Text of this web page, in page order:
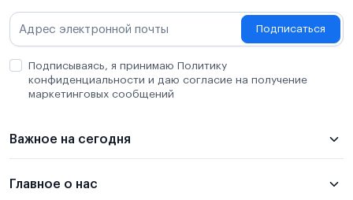
Подписаться
Подписываясь, я принимаю Политику
конфиденциальности и даю согласие на получение
маркетинговых сообщений
Важное на сегодня
Главное о нас